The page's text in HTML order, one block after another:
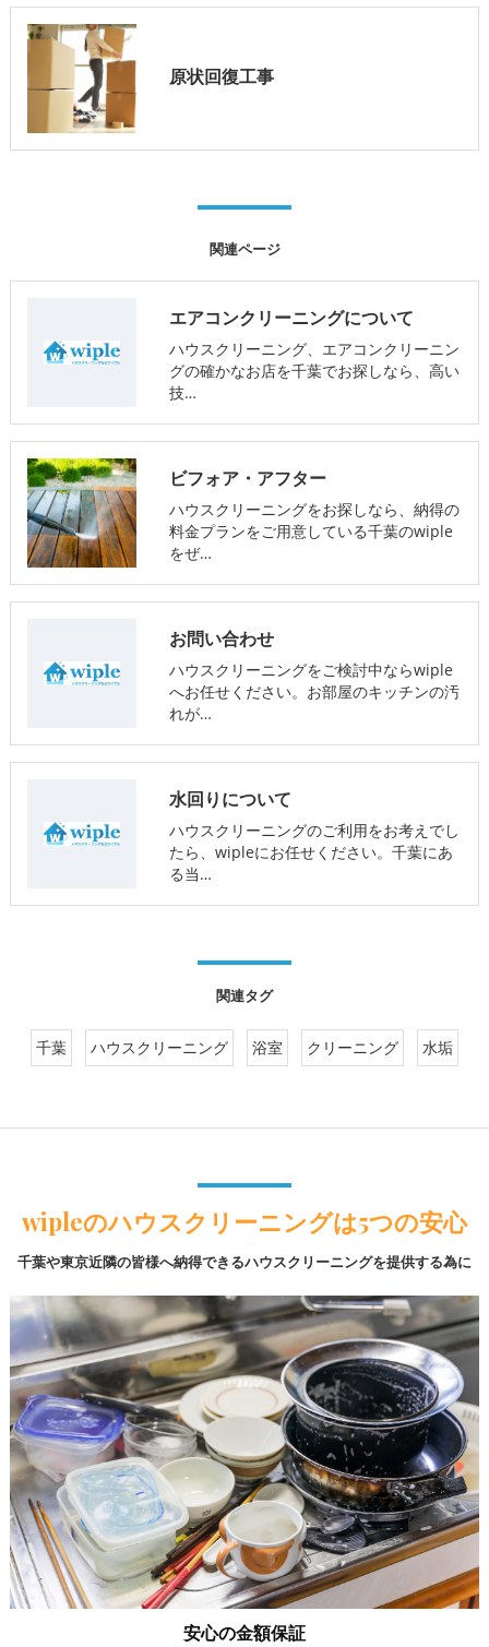
原状回復工事
関連ページ
エアコンクリーニングについて
ハウスクリーニング、エアコンクリーニン
グの確かなお店を千葉でお探しなら、高い
技…
ビフォア・アフター
ハウスクリーニングをお探しなら、納得の
料金プランをご用意している千葉のwiple
をぜ…
お問い合わせ
ハウスクリーニングをご検討中ならwiple
へお任せください。お部屋のキッチンの汚
れが…
水回りについて
ハウスクリーニングのご利用をお考えでし
たら、wipleにお任せください。千葉にあ
る当…
関連タグ
千葉 ハウスクリーニング 浴室 クリーニング 水垢
wipleのハウスクリーニングは5つの安心
千葉や東京近隣の皆様へ納得できるハウスクリーニングを提供する為に
安心の金額保証